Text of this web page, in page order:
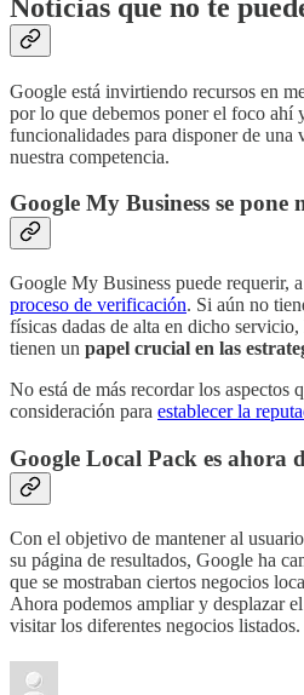
Noticias que no te
Google está invirtiendo recursos en
por lo que debemos poner el foco ahí
funcionalidades para disponer de una
nuestra competencia.
Google My Business se pone
Google My Business puede requerir,
proceso de verificación. Si aún no
físicas dadas de alta en dicho
tienen un papel crucial en las
No está de más recordar los aspectos
consideración para establecer la
Google Local Pack es ahora
Con el objetivo de mantener al
su página de resultados, Google ha
que se mostraban ciertos negocios
Ahora podemos ampliar y desplazar
visitar los diferentes negocios listados.